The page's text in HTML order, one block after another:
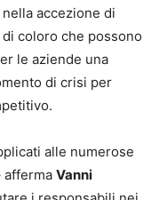
accezione di
coloro che possono
le aziende una
di crisi per
alle numerose
afferma Vanni